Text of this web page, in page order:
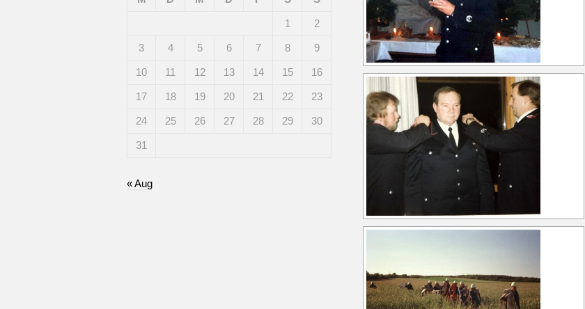
1 2
3 4 5 6 7 8 9
10 11 12 13 14 15 16
17 18 19 20 21 22 23
24 25 26 27 28 29 30
31
« Aug